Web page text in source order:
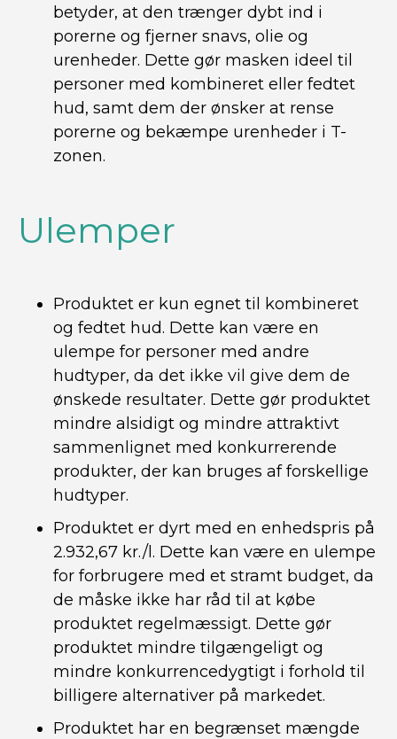
betyder, at den trænger dybt ind i
porerne og fjerner snavs, olie og
urenheder. Dette gør masken ideel til
personer med kombineret eller fedtet
hud, samt dem der ønsker at rense
porerne og bekæmpe urenheder i T-
zonen.
Ulemper
Produktet er kun egnet til kombineret
og fedtet hud. Dette kan være en
ulempe for personer med andre
hudtyper, da det ikke vil give dem de
ønskede resultater. Dette gør produktet
mindre alsidigt og mindre attraktivt
sammenlignet med konkurrerende
produkter, der kan bruges af forskellige
hudtyper.
Produktet er dyrt med en enhedspris på
2.932,67 kr./l. Dette kan være en ulempe
for forbrugere med et stramt budget, da
de måske ikke har råd til at købe
produktet regelmæssigt. Dette gør
produktet mindre tilgængeligt og
mindre konkurrencedygtigt i forhold til
billigere alternativer på markedet.
Produktet har en begrænset mængde